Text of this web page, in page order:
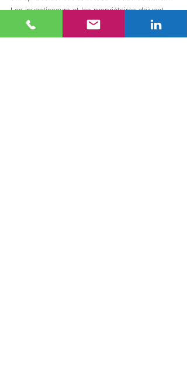
Les investisseurs et les propriétaires doivent
rester à l'écoute de ces changements pour
proposer des espaces adaptés et attractifs,